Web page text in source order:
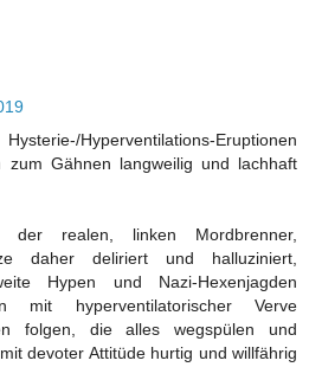
Hyperventilations-Eruptionen
Gähnen langweilig und lachhaft
der realen, linken Mordbrenner,
daher deliriert und halluziniert,
Hypen und Nazi-Hexenjagden
mit hyperventilatorischer Verve
folgen, die alles wegspülen und
devoter Attitüde hurtig und willfährig